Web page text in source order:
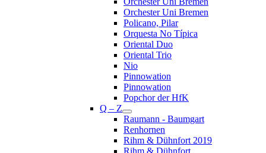
Orchester Uni Bremen
Policano, Pilar
Orquesta No Típica
Oriental Duo
Oriental Trio
Nio
Pinnowation
Pinnowation
Popchor der HfK
Q – Z
Raumann - Baumgart
Renhornen
Rihm & Dühnfort 2019
Rihm & Dühnfort